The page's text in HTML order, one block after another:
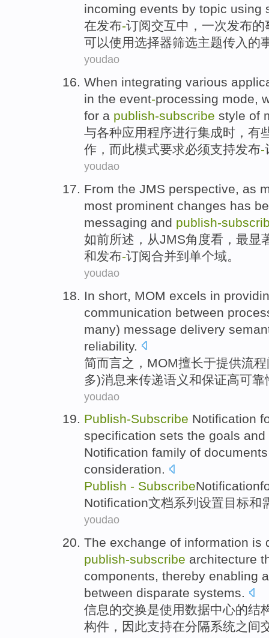
incoming events by topic using
在发布-订阅交互中 ， 一次发布的
可以使用选择器筛选主题传入的
youdao
When integrating various
in the event-processing mode,
for a publish-subscribe style of
与各种应用程序进行集成时 ， 有
作 ，而此模式要求必须支持发布-
youdao
From the JMS perspective, as
most prominent changes has
messaging and publish-
如前所述， 从JMS角度看 ， 最显
和发布-订阅合并到 单个域。
youdao
In short MOM excels in
communication between
many) message delivery
reliability.
简而言之， MOM擅长于提供流程
多)消息来传递语义和保证高可靠
youdao
Publish-Subscribe Notification
specification sets the goals and
Notification family of documents
consideration.
Publish - SubscribeNotification
Notification文档系列 设置目标和
youdao
The exchange of information is
publish-subscribe architecture
components, thereby enabling
between disparate systems.
信息的交换是使用数据中心的结
构件 ， 因此支持在分隔系统之间